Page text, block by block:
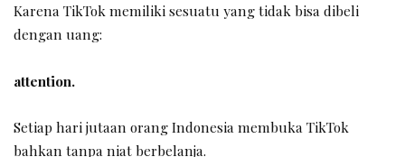
Karena TikTok memiliki sesuatu yang tidak bisa dibeli
dengan uang:
attention.
Setiap hari jutaan orang Indonesia membuka TikTok
bahkan tanpa niat berbelanja.